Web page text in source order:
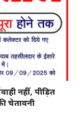
नहीं, पीड़ित
चेतावनी